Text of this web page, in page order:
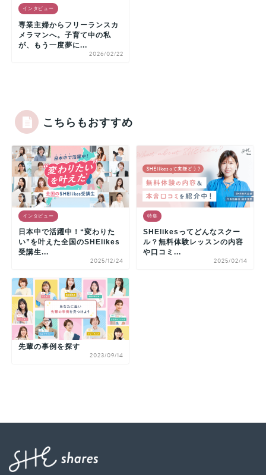
インタビュー
専業主婦からフリーランスカ
メラマンへ。子育て中の私
が、もう一度夢に...
2026/02/22
こちらもおすすめ
インタビュー
日本中で活躍中！“変わりた
い”を叶えた全国のSHElikes
受講生...
2025/12/24
特集
SHElikesってどんなスクー
ル？無料体験レッスンの内容
や口コミ...
2025/02/14
先輩の事例を探す
2023/09/14